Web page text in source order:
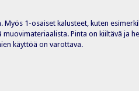
1-osaiset kalusteet, kuten
Pinta on kiiltävä ja
käyttöä on varottava.